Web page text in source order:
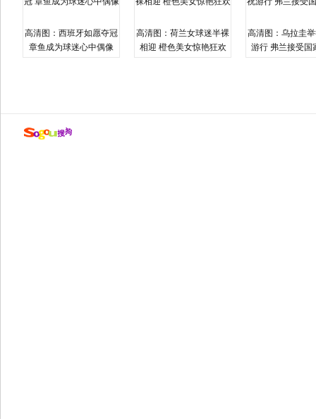
高清图：西班牙如愿夺冠
章鱼成为球迷心中偶像
高清图：荷兰女球迷半裸
相迎 橙色美女惊艳狂欢
高清图：乌拉圭
游行 弗兰接受国